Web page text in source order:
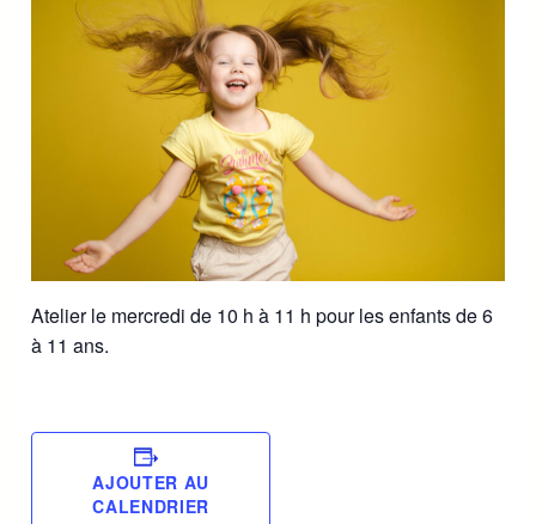
Atelier le mercredi de 10 h à 11 h pour les enfants de 6
à 11 ans.
AJOUTER AU
CALENDRIER